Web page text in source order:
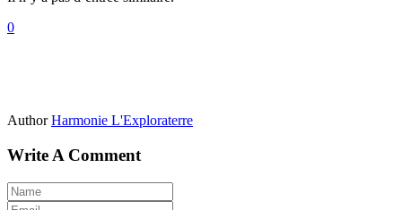
0
Author Harmonie L'Exploraterre
Write A Comment